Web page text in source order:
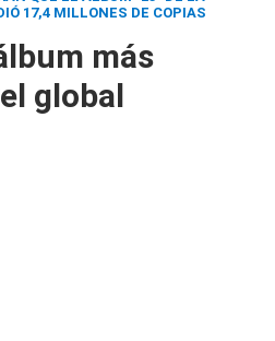
17,4 MILLONES DE COPIAS
más
global